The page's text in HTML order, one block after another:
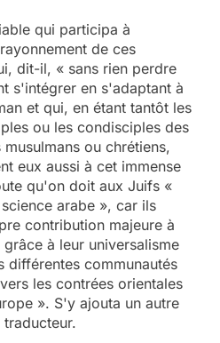
qui participa à
de ces
dit-il, « sans rien perdre
s'intégrer en s'adaptant à
et qui, en étant tantôt les
ou les condisciples des
ou chrétiens,
eux aussi à cet immense
qu'on doit aux Juifs «
arabe », car ils
contribution majeure à
grâce à leur universalisme
différentes communautés
les contrées orientales
». S'y ajouta un autre